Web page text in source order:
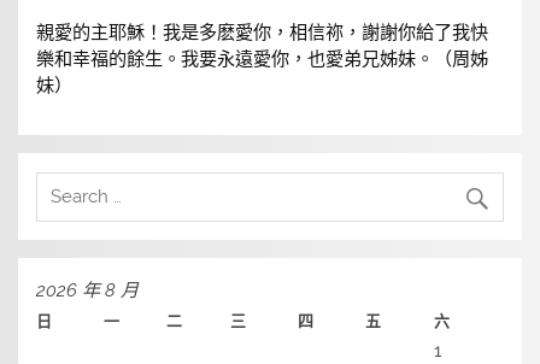
親愛的主耶穌！我是多麽愛你，相信祢，謝謝你給了我快
樂和幸福的餘生。我要永遠愛你，也愛弟兄姊妹。（周姊
妹）
2026 年 8 月
日 一 二 三 四 五 六
1